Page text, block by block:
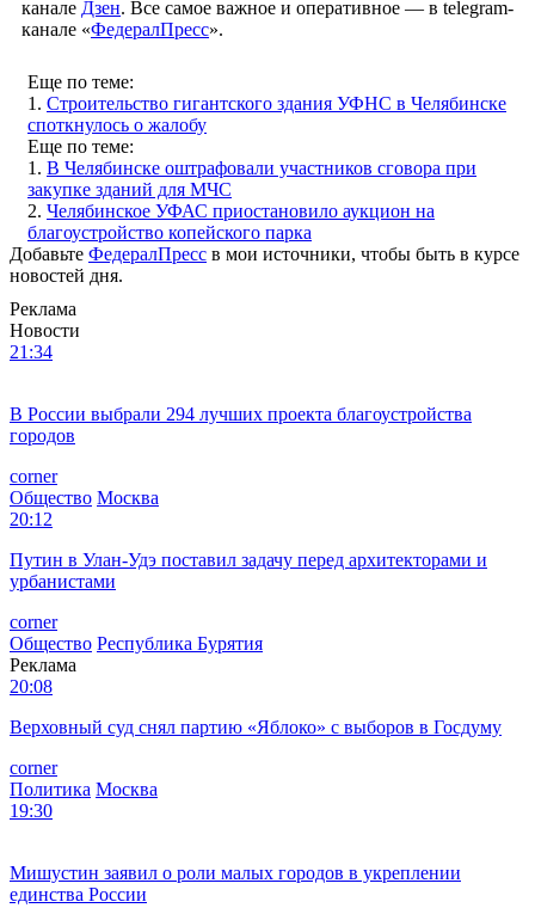
канале Дзен. Все самое важное и оперативное — в telegram-
канале «ФедералПресс».
Еще по теме:
1. Строительство гигантского здания УФНС в Челябинске
споткнулось о жалобу
Еще по теме:
1. В Челябинске оштрафовали участников сговора при
закупке зданий для МЧС
2. Челябинское УФАС приостановило аукцион на
благоустройство копейского парка
Добавьте ФедералПресс в мои источники, чтобы быть в курсе
новостей дня.
Реклама
Новости
21:34
В России выбрали 294 лучших проекта благоустройства
городов
corner
Общество Москва
20:12
Путин в Улан-Удэ поставил задачу перед архитекторами и
урбанистами
corner
Общество Республика Бурятия
Реклама
20:08
Верховный суд снял партию «Яблоко» с выборов в Госдуму
corner
Политика Москва
19:30
Мишустин заявил о роли малых городов в укреплении
единства России